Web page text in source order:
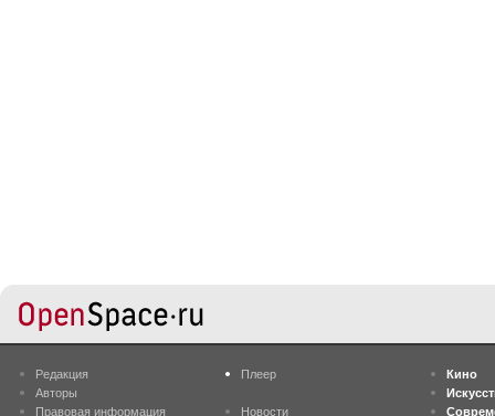
Редакция
Авторы
Правовая информация
Плеер
Новости
Кино